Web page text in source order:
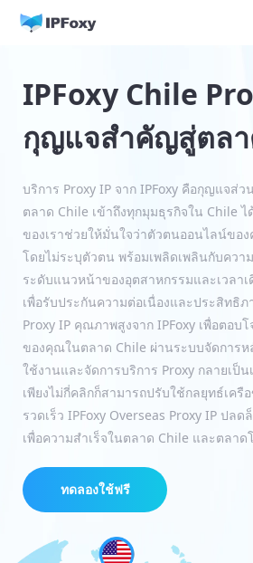
IPFoxy Chile
กุญแจสำคัญสู่ตล
บริการ Proxy IP จาก IPFoxy คือกุญแจส่
ตลาด Chile เข้าถึงทุกมุมธุรกิจใน Chile ไ
ของเราช่วยให้มั่นใจว่าตัวตนออนไลน์ขอ
โดยไม่ระบุตัวตน พร้อมเพลิดเพลินกับควา
ระดับแนวหน้าของอุตสาหกรรมและเวลาเ
เพื่อรับประกันความต่อเนื่องและประสิทธิภ
Proxy IP คุณภาพสูงจาก IPFoxy เพื่อตอบ
ของคุณในตลาด Chile ผ่านระบบจัดการห
ใช้งานและจัดการบริการ Proxy กลายเป็น
เพียงไม่กี่คลิกก็สามารถปรับใช้กลยุทธ์เครื
รวดเร็ว IPFoxy Overseas Proxy IP ปล
เพื่อความสำเร็จในตลาด Chile และตลาด
ทดลองใช้ฟรี